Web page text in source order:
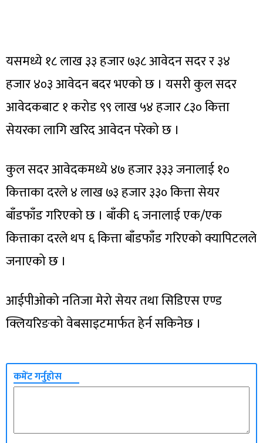
यसमध्ये १८ लाख ३३ हजार ७३८ आवेदन सदर र ३४
हजार ४०३ आवेदन बदर भएको छ । यसरी कुल सदर
आवेदकबाट १ करोड ९९ लाख ५४ हजार ८३० कित्ता
सेयरका लागि खरिद आवेदन परेको छ ।
कुल सदर आवेदकमध्ये ४७ हजार ३३३ जनालाई १०
कित्ताका दरले ४ लाख ७३ हजार ३३० कित्ता सेयर
बाँडफाँड गरिएको छ । बाँकी ६ जनालाई एक/एक
कित्ताका दरले थप ६ कित्ता बाँडफाँड गरिएको क्यापिटलले
जनाएको छ ।
आईपीओको नतिजा मेरो सेयर तथा सिडिएस एण्ड
क्लियरिङको वेबसाइटमार्फत हेर्न सकिनेछ ।
कमेंट गर्नुहोस